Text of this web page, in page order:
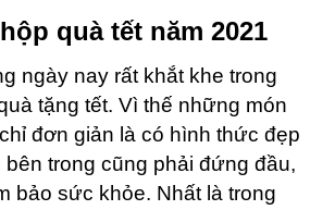
quà tết năm 2021
ngày nay rất khắt khe trong
tặng tết. Vì thế những món
đơn giản là có hình thức đẹp
trong cũng phải đứng đầu,
bảo sức khỏe. Nhất là trong